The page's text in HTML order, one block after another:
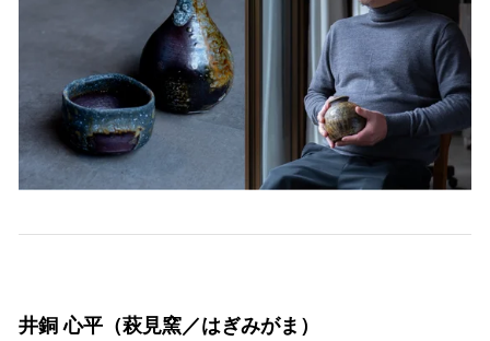
井銅 心平（萩見窯／はぎみがま）